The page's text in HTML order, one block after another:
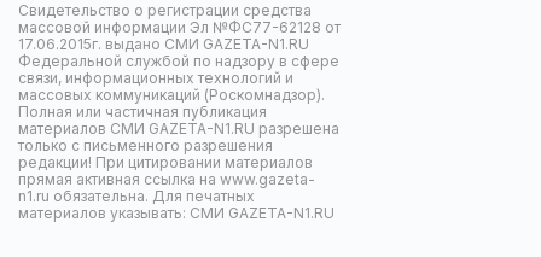
Свидетельство о регистрации средства
массовой информации Эл №ФС77-62128 от
17.06.2015г. выдано СМИ GAZETA-N1.RU
Федеральной службой по надзору в сфере
связи, информационных технологий и
массовых коммуникаций (Роскомнадзор).
Полная или частичная публикация
материалов СМИ GAZETA-N1.RU разрешена
только с письменного разрешения
редакции! При цитировании материалов
прямая активная ссылка на www.gazeta-
n1.ru обязательна. Для печатных
материалов указывать: СМИ GAZETA-N1.RU